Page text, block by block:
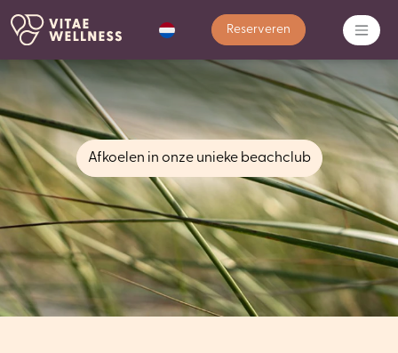
Reserveren
Afkoelen in onze unieke beachclub